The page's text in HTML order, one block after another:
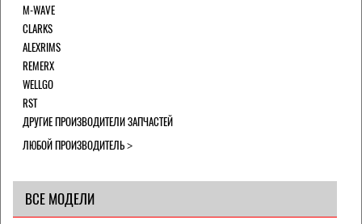
M-WAVE
CLARKS
ALEXRIMS
REMERX
WELLGO
RST
ДРУГИЕ ПРОИЗВОДИТЕЛИ ЗАПЧАСТЕЙ
ЛЮБОЙ ПРОИЗВОДИТЕЛЬ
ВСЕ МОДЕЛИ